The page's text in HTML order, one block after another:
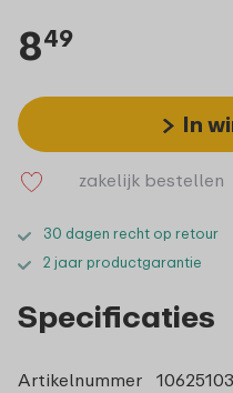
849
In
zakelijk bestellen
30 dagen recht op retour
2 jaar productgarantie
Specificaties
Artikelnummer